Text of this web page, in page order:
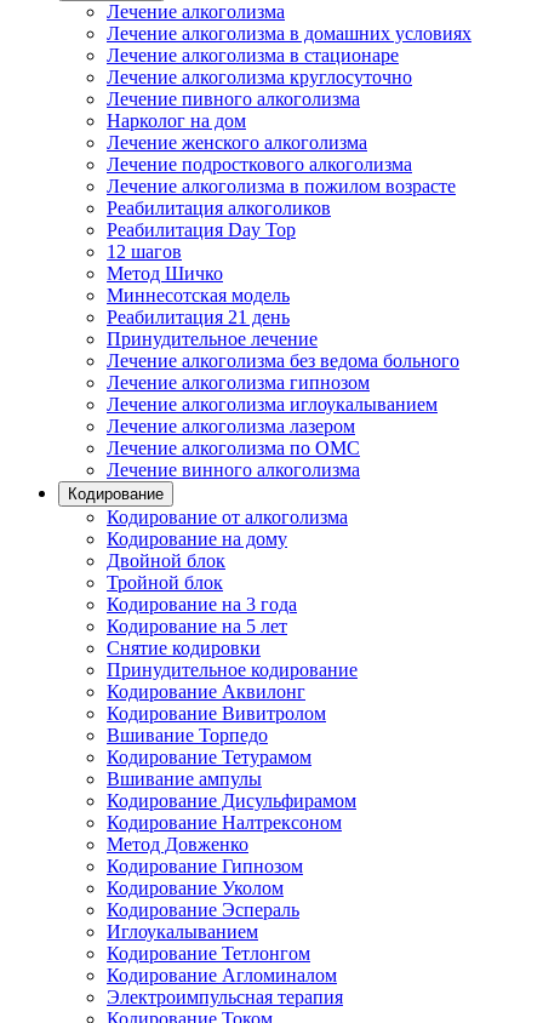
Лечение алкоголизма
Лечение алкоголизма в домашних условиях
Лечение алкоголизма в стационаре
Лечение алкоголизма круглосуточно
Лечение пивного алкоголизма
Нарколог на дом
Лечение женского алкоголизма
Лечение подросткового алкоголизма
Лечение алкоголизма в пожилом возрасте
Реабилитация алкоголиков
Реабилитация Day Top
12 шагов
Метод Шичко
Миннесотская модель
Реабилитация 21 день
Принудительное лечение
Лечение алкоголизма без ведома больного
Лечение алкоголизма гипнозом
Лечение алкоголизма иглоукалыванием
Лечение алкоголизма лазером
Лечение алкоголизма по ОМС
Лечение винного алкоголизма
Кодирование
Кодирование от алкоголизма
Кодирование на дому
Двойной блок
Тройной блок
Кодирование на 3 года
Кодирование на 5 лет
Снятие кодировки
Принудительное кодирование
Кодирование Аквилонг
Кодирование Вивитролом
Вшивание Торпедо
Кодирование Тетурамом
Вшивание ампулы
Кодирование Дисульфирамом
Кодирование Налтрексоном
Метод Довженко
Кодирование Гипнозом
Кодирование Уколом
Кодирование Эспераль
Иглоукалыванием
Кодирование Тетлонгом
Кодирование Агломиналом
Электроимпульсная терапия
Кодирование Током